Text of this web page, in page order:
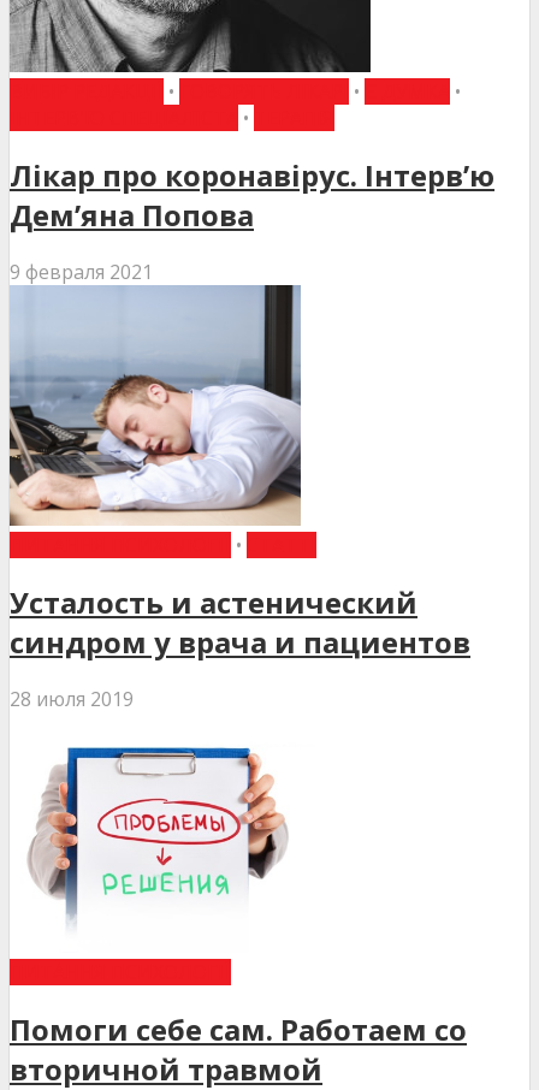
• •
•
•
Лікар про коронавірус. Інтерв’ю
Дем’яна Попова
9 февраля 2021
•
Усталость и астенический
синдром у врача и пациентов
28 июля 2019
Помоги себе сам. Работаем со
вторичной травмой